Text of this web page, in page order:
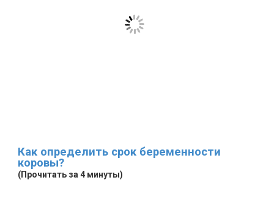
Как определить срок беременности
коровы?
(Прочитать за 4 минуты)